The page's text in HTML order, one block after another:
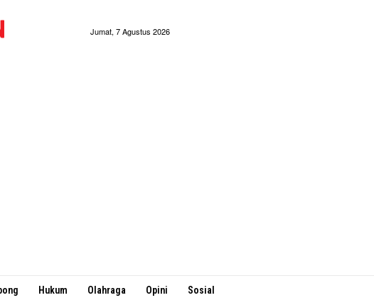
Jumat, 7 Agustus 2026
Hukum Olahraga Opini Sosial